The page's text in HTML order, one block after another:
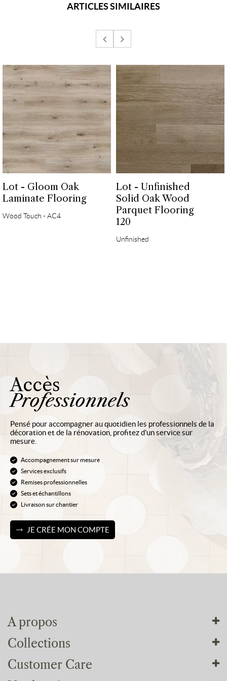
ARTICLES SIMILAIRES
Lot - Gloom Oak
Laminate Flooring
Wood Touch - AC4
Lot - Unfinished
Solid Oak Wood
Parquet Flooring
120
Unfinished
Accès
Professionnels
Pensé pour accompagner au quotidien les professionnels de la
décoration et de la rénovation, profitez d’un service sur
mesure.
Accompagnement sur mesure
Services exclusifs
Remises professionnelles
Sets et échantillons
Livraison sur chantier
JE CRÉE MON COMPTE
A propos
Tout sur nous
Nos ateliers
Collections
Nos collections
Customer Care